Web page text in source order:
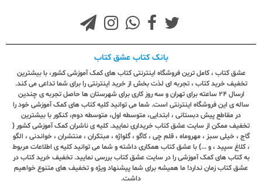
بانک کتاب عشق کتاب
عشق کتاب ، کامل ترین فروشگاه اینترنتی کتاب های کمک آموزشی کشور، با بیشترین
تخفیف خرید کتاب ، تجربه ای لذت بخش از خرید اینترنتی را برای شما تداعی می کند.
ارسال ٢٤ ساعته برای تهران و سه روز کاری برای شهرستان ها حاصل تجربه ی چندین
ساله ی این فروشگاه اینترنتی است. شما می توانید کلیه کتاب های کمک آموزشی خود را
در مقاطع پیش دبستانی ، ابتدایی، متوسطه اول، متوسطه دوم، کنکور با بیشترین
تخفیف ممکن از سایت عشق کتاب خریداری نمایید. کلیه ی ناشران کمک آموزشی کشور (
گاج ، خیلی سبز ، مهروماه ، قلم چی ، کاگو ، گلواژه ، مبتکران ، منتشران ، خواندنی ، الگو
، کلاغ سپید ، و ...) با عشق کتاب همکاری داشته و شما می توانید کلیه ی اطلاعات مربوط
به کتاب های کمک آموزشی را در سایت عشق کتاب بررسی نمایید. تخفیف خرید کتاب در
عشق کتاب زمان ندارد! ما همیشه برای شما پیشنهاد ویژه و تخفیف های متنوع خواهیم
داشت.